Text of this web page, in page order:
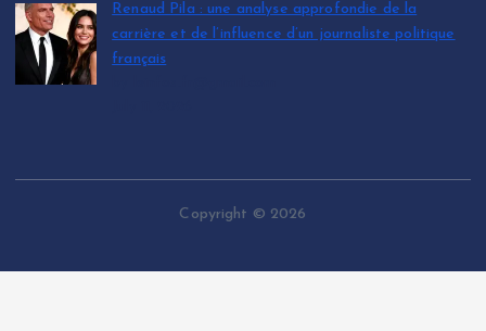
Renaud Pila : une analyse approfondie de la
carrière et de l’influence d’un journaliste politique
français
Copyright © 2026